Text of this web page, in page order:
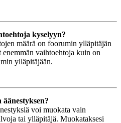
kyselyyn?
määrä on foorumin ylläpitäjän
enemmän vaihtoehtoja kuin on
ylläpitäjään.
voi muokata vain
tai ylläpitäjä. Muokataksesi